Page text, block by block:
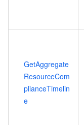
GetAggregate
ResourceCom
plianceTimelin
e